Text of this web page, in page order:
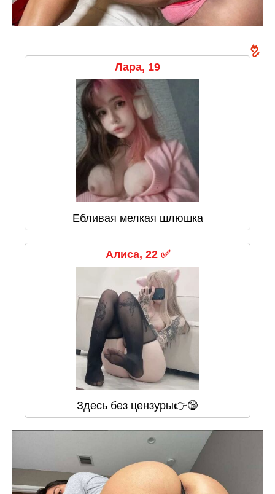
Лара, 19
Ебливая мелкая шлюшка
Алиса, 22 ✅
Здесь без цензуры👉🔞